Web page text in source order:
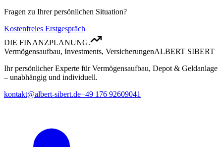
Fragen zu Ihrer persönlichen Situation?
Kostenfreies Erstgespräch
DIE FINANZPLANUNG.
Vermögensaufbau, Investments, VersicherungenALBERT SIBERT
Ihr persönlicher Experte für Vermögensaufbau, Depot & Geldanlage
– unabhängig und individuell.
kontakt@albert-sibert.de+49 176 92609041